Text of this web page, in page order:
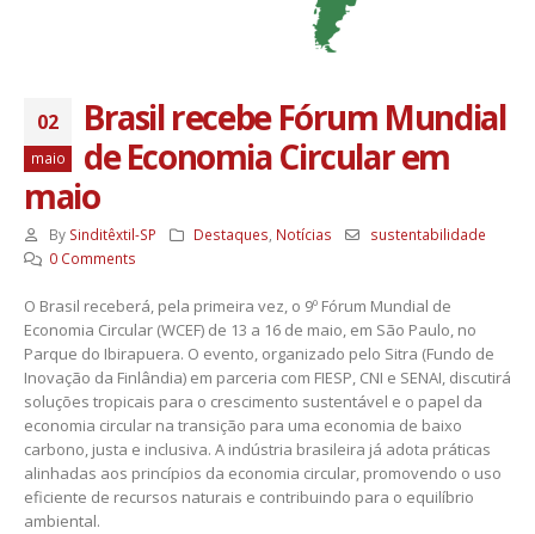
02
maio
Brasil recebe Fórum Mundial
de Economia Circular em
maio
By Sinditêxtil-SP Destaques, Notícias
sustentabilidade
0 Comments
O Brasil receberá, pela primeira vez, o 9º Fórum Mundial de
Economia Circular (WCEF) de 13 a 16 de maio, em São Paulo, no
Parque do Ibirapuera. O evento, organizado pelo Sitra (Fundo de
Inovação da Finlândia) em parceria com FIESP, CNI e SENAI, discutirá
soluções tropicais para o crescimento sustentável e o papel da
economia circular na transição para uma economia de baixo
carbono, justa e inclusiva. A indústria brasileira já adota práticas
alinhadas aos princípios da economia circular, promovendo o uso
eficiente de recursos naturais e contribuindo para o equilíbrio
ambiental.